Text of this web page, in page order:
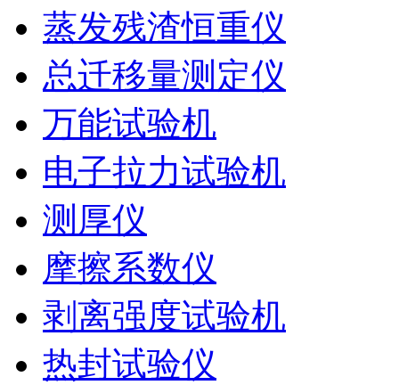
蒸发残渣恒重仪
总迁移量测定仪
万能试验机
电子拉力试验机
测厚仪
摩擦系数仪
剥离强度试验机
热封试验仪